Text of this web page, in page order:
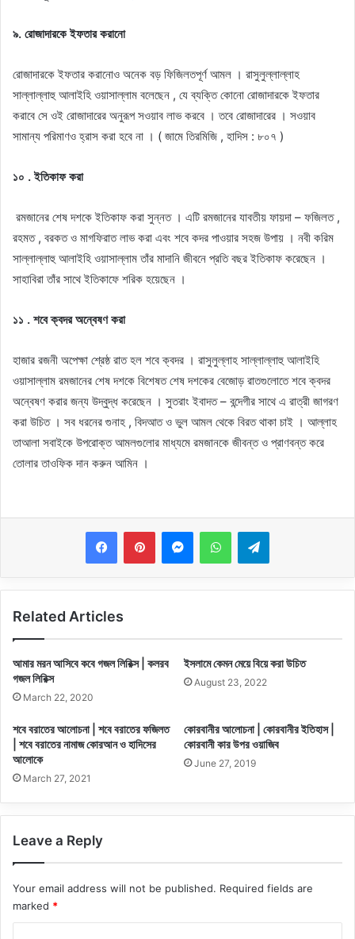
৯. রােজাদারকে ইফতার করানাে
রােজাদারকে ইফতার করানােও অনেক বড় ফিজিলতপূর্ণ আমল । রাসুলুল্লাল্লাহ
সাল্লাল্লাহু আলাইহি ওয়াসাল্লাম বলেছেন , যে ব্যক্তি কোনাে রােজাদারকে ইফতার
করাবে সে ওই রােজাদারের অনুরূপ সওয়াব লাভ করবে । তবে রােজাদারের । সওয়াব
সামান্য পরিমাণও হ্রাস করা হবে না । ( জামে তিরমিজি , হাদিস : ৮০৭ )
১০ . ইতিকাফ করা
রমজানের শেষ দশকে ইতিকাফ করা সুন্নত । এটি রমজানের যাবতীয় ফায়দা – ফজিলত ,
রহমত , বরকত ও মাগফিরাত লাভ করা এবং শবে কদর পাওয়ার সহজ উপায় । নবী করিম
সাল্লাল্লাহু আলাইহি ওয়াসাল্লাম তাঁর মাদানি জীবনে প্রতি বছর ইতিকাফ করেছেন ।
সাহাবিরা তাঁর সাথে ইতিকাফে শরিক হয়েছেন ।
১১ . শবে ক্বদর অন্বেষণ করা
হাজার রজনী অপেক্ষা শ্রেষ্ঠ রাত হল শবে ক্বদর । রাসুলুল্লাহ সাল্লাল্লাহু আলাইহি
ওয়াসাল্লাম রমজানের শেষ দশকে বিশেষত শেষ দশকের বেজোড় রাতগুলােতে শবে ক্বদর
অন্বেষণ করার জন্য উদ্বুদ্ধ করেছেন । সুতরাং ইবাদত – বন্দেগীর সাথে এ রাত্রী জাগরণ
করা উচিত । সব ধরনের গুনাহ , বিদআত ও ভুল আমল থেকে বিরত থাকা চাই । আল্লাহ
তাআলা সবাইকে উপরােক্ত আমলগুলাের মাধ্যমে রমজানকে জীবন্ত ও প্রাণবন্ত করে
তােলার তাওফিক দান করুন আমিন ।
MessengerWhatsAppTelegram
Related Articles
আমার মরন আসিবে কবে গজল লিরিক্স | কলরব
গজল লিরিক্স
March 22, 2020
ইসলামে কেমন মেয়ে বিয়ে করা উচিত
August 23, 2022
শবে বরাতের আলোচনা | শবে বরাতের ফজিলত
| শবে বরাতের নামাজ কোরআন ও হাদিসের
আলোকে
March 27, 2021
কোরবানীর আলোচনা | কোরবানীর ইতিহাস |
কোরবানী কার উপর ওয়াজিব
June 27, 2019
Leave a Reply
Your email address will not be published. Required fields are
marked *